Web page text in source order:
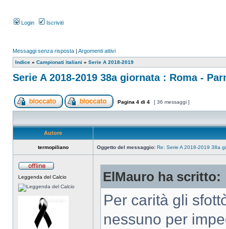
Login Iscriviti
Messaggi senza risposta | Argomenti attivi
Indice » Campionati italiani » Serie A 2018-2019
Serie A 2018-2019 38a giornata : Roma -
Pagina 4 di 4 [ 36 messaggi ]
Autore
termopiliano Oggetto del messaggio: Re: Serie A 2018-2019 38a
Leggenda del Calcio ElMauro ha scritto:
Per carità gli
nessuno per